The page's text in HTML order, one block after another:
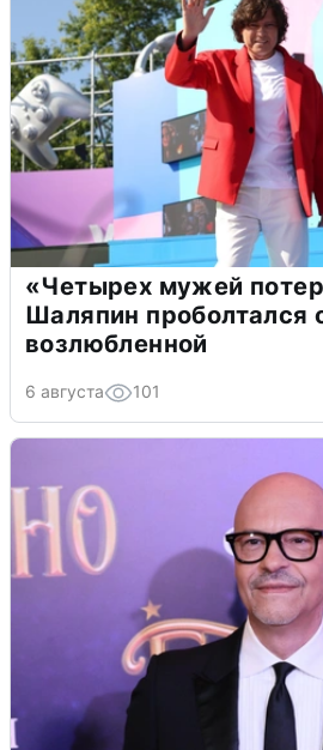
«Четырех мужей
Шаляпин проболтался
возлюбленной
6 августа 101